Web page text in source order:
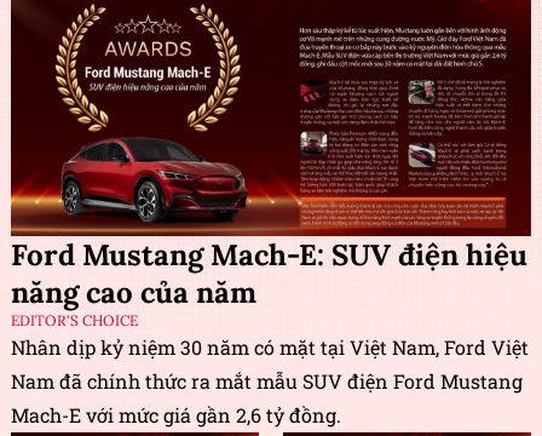
Ford Mustang Mach-E: SUV điện hiệu
năng cao của năm
EDITOR'S CHOICE
Nhân dịp kỷ niệm 30 năm có mặt tại Việt Nam, Ford Việt
Nam đã chính thức ra mắt mẫu SUV điện Ford Mustang
Mach-E với mức giá gần 2,6 tỷ đồng.